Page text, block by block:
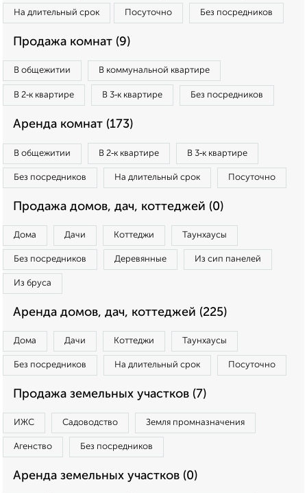
На длительный срок Посуточно Без посредников
Продажа комнат (9)
В общежитии В коммунальной квартире
В 2‑к квартире В 3‑к квартире Без посредников
Аренда комнат (173)
В общежитии В 2‑к квартире В 3‑к квартире
Без посредников На длительный срок Посуточно
Продажа домов, дач, коттеджей (0)
Дома Дачи Коттеджи Таунхаусы
Без посредников Деревянные Из сип панелей
Из бруса
Аренда домов, дач, коттеджей (225)
Дома Дачи Коттеджи Таунхаусы
Без посредников На длительный срок Посуточно
Продажа земельных участков (7)
ИЖС Садоводство Земля промназначения
Агенство Без посредников
Аренда земельных участков (0)